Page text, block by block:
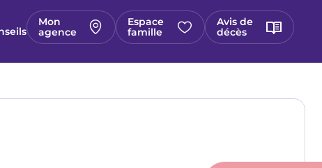
Mon
agence
Espace
famille
Avis de
décès